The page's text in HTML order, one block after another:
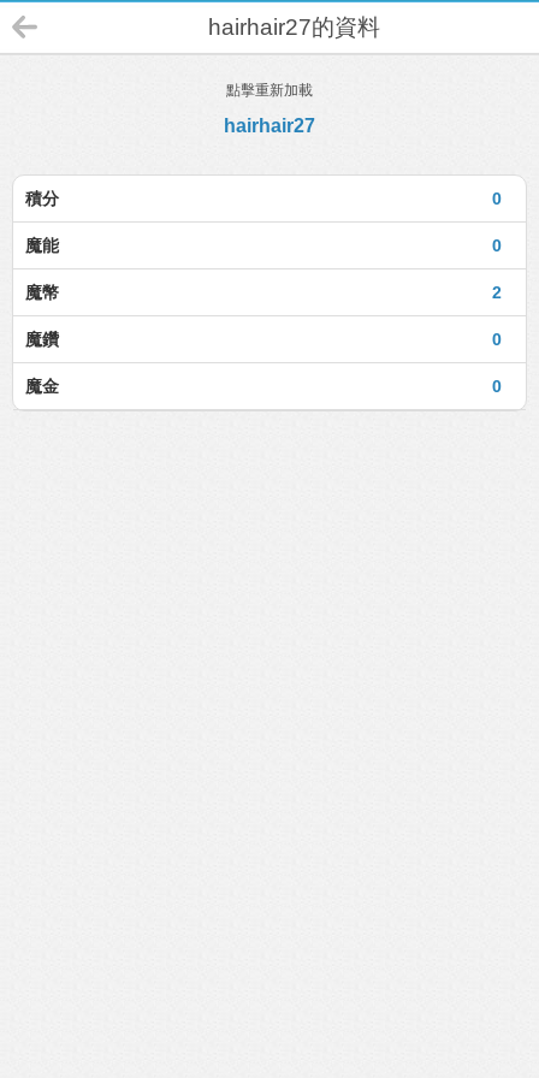
hairhair27的資料
點擊重新加載
hairhair27
0
積分
0
魔能
2
魔幣
0
魔鑽
0
魔金